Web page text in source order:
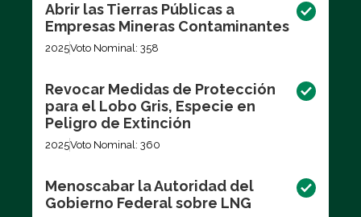
Abrir las Tierras Públicas a
Empresas Mineras Contaminantes
2025Voto Nominal: 358
Revocar Medidas de Protección
para el Lobo Gris, Especie en
Peligro de Extinción
2025Voto Nominal: 360
Menoscabar la Autoridad del
Gobierno Federal sobre LNG